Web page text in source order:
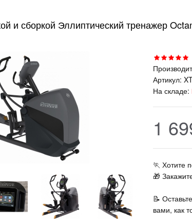
и сборкой Эллиптический тренажер
Артикул:
На складе:
1
🏃‍ Хотите
🎁
📝
вами, как